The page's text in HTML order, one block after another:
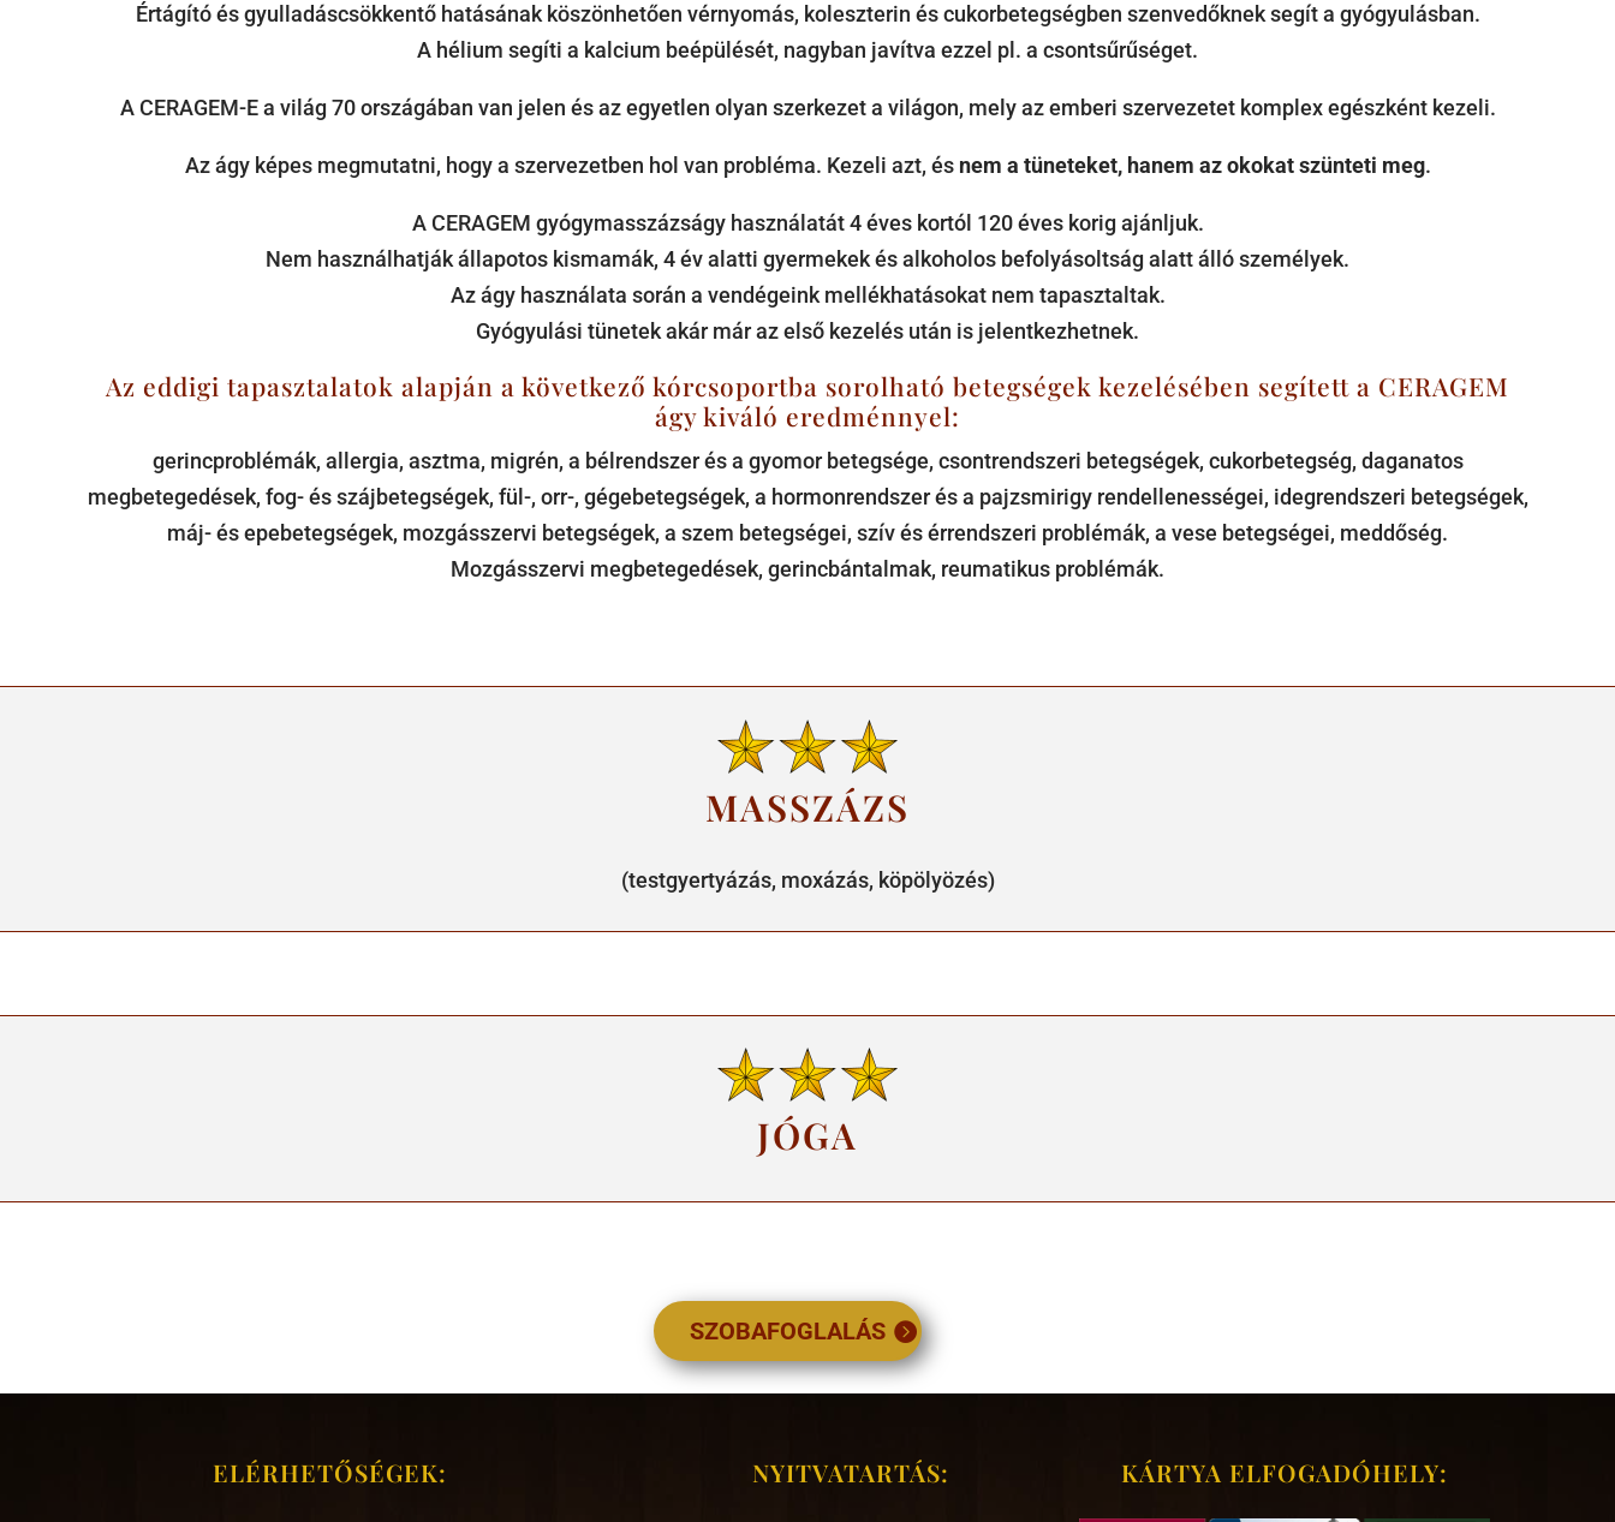
Értágító és gyulladáscsökkentő hatásának köszönhetően vérnyomás, koleszterin és cukorbetegségben szenvedőknek segít a gyógyulásban.
A hélium segíti a kalcium beépülését, nagyban javítva ezzel pl. a csontsűrűséget.
A CERAGEM-E a világ 70 országában van jelen és az egyetlen olyan szerkezet a világon, mely az emberi szervezetet komplex egészként kezeli.
Az ágy képes megmutatni, hogy a szervezetben hol van probléma. Kezeli azt, és nem a tüneteket, hanem az okokat szünteti meg.
A CERAGEM gyógymasszázságy használatát 4 éves kortól 120 éves korig ajánljuk.
Nem használhatják állapotos kismamák, 4 év alatti gyermekek és alkoholos befolyásoltság alatt álló személyek.
Az ágy használata során a vendégeink mellékhatásokat nem tapasztaltak.
Gyógyulási tünetek akár már az első kezelés után is jelentkezhetnek.
Az eddigi tapasztalatok alapján a következő kórcsoportba sorolható betegségek kezelésében segített a CERAGEM
ágy kiváló eredménnyel:
gerincproblémák, allergia, asztma, migrén, a bélrendszer és a gyomor betegsége, csontrendszeri betegségek, cukorbetegség, daganatos
megbetegedések, fog- és szájbetegségek, fül-, orr-, gégebetegségek, a hormonrendszer és a pajzsmirigy rendellenességei, idegrendszeri betegségek,
máj- és epebetegségek, mozgásszervi betegségek, a szem betegségei, szív és érrendszeri problémák, a vese betegségei, meddőség.
Mozgásszervi megbetegedések, gerincbántalmak, reumatikus problémák.
MASSZÁZS
(testgyertyázás, moxázás, köpölyözés)
JÓGA
SZOBAFOGLALÁS
ELÉRHETŐSÉGEK: NYITVATARTÁS: KÁRTYA ELFOGADÓHELY: